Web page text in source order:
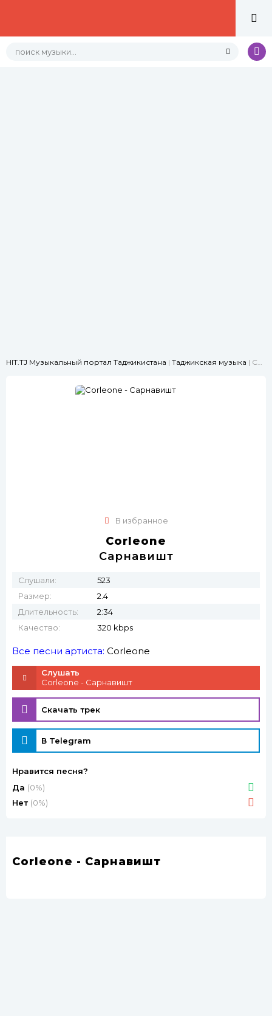
HIT.TJ Музыкальный портал Таджикистана | Таджикская музыка | Corleone - Сарнавишт
В избранное
Corleone
Сарнавишт
Слушали:
523
Размер:
2.4
Длительность:
2:34
Качество:
320 kbps
Все песни артиста: Corleone
Слушать
Corleone - Сарнавишт
Скачать трек
В Telegram
Нравится песня?
Да (0%)
Нет (0%)
Corleone - Сарнавишт